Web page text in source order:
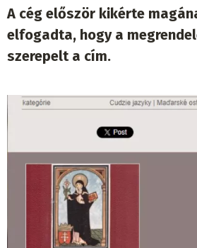
A cég először kikérte
elfogadta, hogy a
szerepelt a cím.